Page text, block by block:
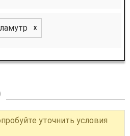
x
уточнить условия